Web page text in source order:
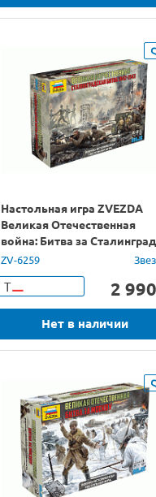
Настольная игра ZVEZDA
Великая Отечественная
война: Битва за Сталинград
ZV-6259
Т 2 990
Нет в наличии